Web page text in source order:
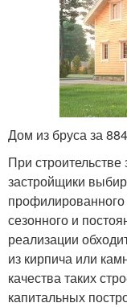
Дом из бруса за
При
застройщики
профилированного
сезонного и
реализации
из кирпича или
качества таких
капитальных